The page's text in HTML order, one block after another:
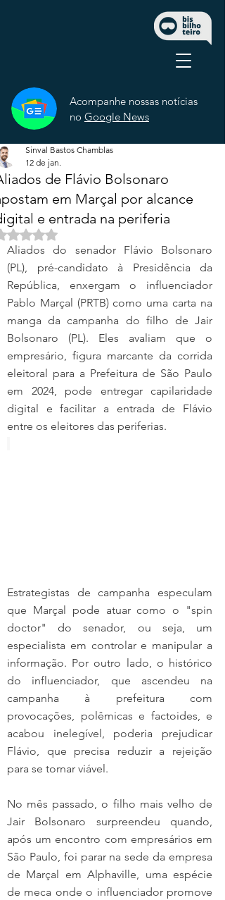
Acompanhe nossas notícias
no Google News
de Flávio Bolsonaro
em Marçal por alcance
e entrada na periferia
Sinval Bastos Chamblas
12 de jan.
Avaliado com NaN de 5 estrelas.
Aliados do senador Flávio Bolsonaro
(PL), pré-candidato à Presidência da
República, enxergam o influenciador
Pablo Marçal (PRTB) como uma carta na
manga da campanha do filho de Jair
Bolsonaro (PL). Eles avaliam que o
empresário, figura marcante da corrida
eleitoral para a Prefeitura de São Paulo
em 2024, pode entregar capilaridade
digital e facilitar a entrada de Flávio
entre os eleitores das periferias.
Estrategistas de campanha especulam
que Marçal pode atuar como o "spin
doctor" do senador, ou seja, um
especialista em controlar e manipular a
informação. Por outro lado, o histórico
do influenciador, que ascendeu na
campanha à prefeitura com
provocações, polêmicas e factoides, e
acabou inelegível, poderia prejudicar
Flávio, que precisa reduzir a rejeição
para se tornar viável.
No mês passado, o filho mais velho de
Jair Bolsonaro surpreendeu quando,
após um encontro com empresários em
São Paulo, foi parar na sede da empresa
de Marçal em Alphaville, uma espécie
de meca onde o influenciador promove